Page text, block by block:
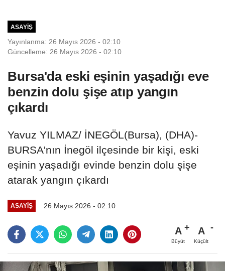
ASAYIŞ
Yayınlanma: 26 Mayıs 2026 - 02:10
Güncelleme: 26 Mayıs 2026 - 02:10
Bursa'da eski eşinin yaşadığı eve
benzin dolu şişe atıp yangın
çıkardı
Yavuz YILMAZ/ İNEGÖL(Bursa), (DHA)-
BURSA'nın İnegöl ilçesinde bir kişi, eski
eşinin yaşadığı evinde benzin dolu şişe
atarak yangın çıkardı
ASAYIŞ 26 Mayıs 2026 - 02:10
A
Büyüt
A
Küçült